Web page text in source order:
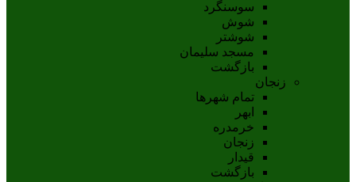
سوسنگرد
شوش
شوشتر
مسجد سليمان
بازگشت
زنجان
تمام شهر‌ها
ابهر
خرمدره
زنجان
قيدار
بازگشت